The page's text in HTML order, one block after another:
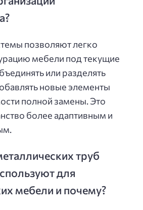
позволяют легко
мебели под текущие
или разделять
новые элементы
полной замены. Это
более адаптивным и
труб
для
мебели и почему?